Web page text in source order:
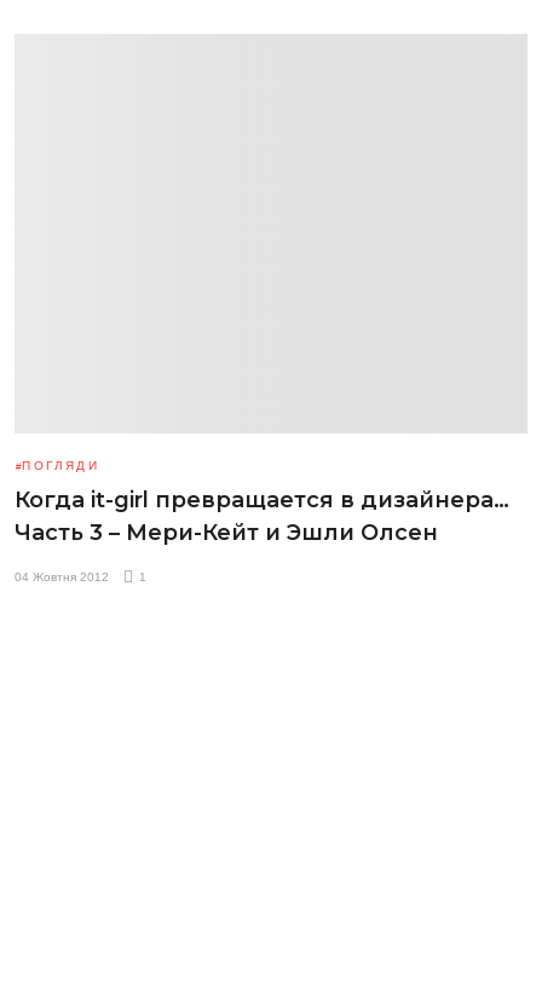
ПОГЛЯДИ
Когда it-girl превращается в дизайнера…
Часть 3 – Мери-Кейт и Эшли Олсен
04 Жовтня 2012 1